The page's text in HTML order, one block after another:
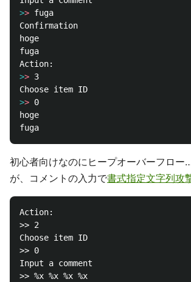
>>
Confirmation
hoge
fuga
>>
>>
hoge
初心者向けなのにヒープオーバーフロ
が、コメントの入力で書式指定文字列攻
Action:
>> 2
Choose item ID
>> 0
Input a comment
>> %x %x %x %x